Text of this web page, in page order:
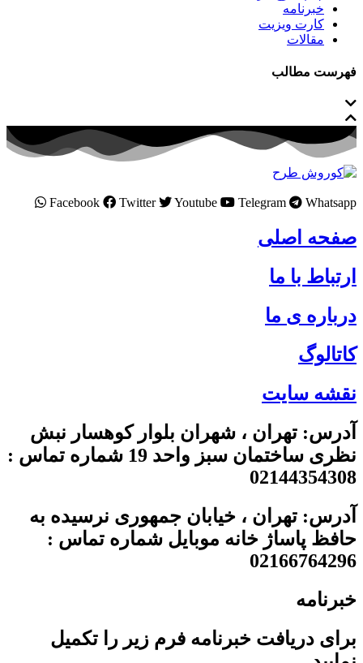
خبرنامه
کارت ویزیت
مقالات
فهرست مطالب
Facebook Twitter Youtube Telegram Whatsapp
صفحه اصلی
ارتباط با ما
درباره ی ما
کاتالوگ
نقشه سایت
آدرس: تهران ، شهران بلوار کوهسار نبش
نظری ساختمان سبز واحد 19 شماره تماس :
02144354308
آدرس: تهران ، خیابان جمهوری نرسیده به
حافظ پاساژ خانه موبایل شماره تماس :
02166764296
خبرنامه
برای دریافت خبرنامه فرم زیر را تکمیل